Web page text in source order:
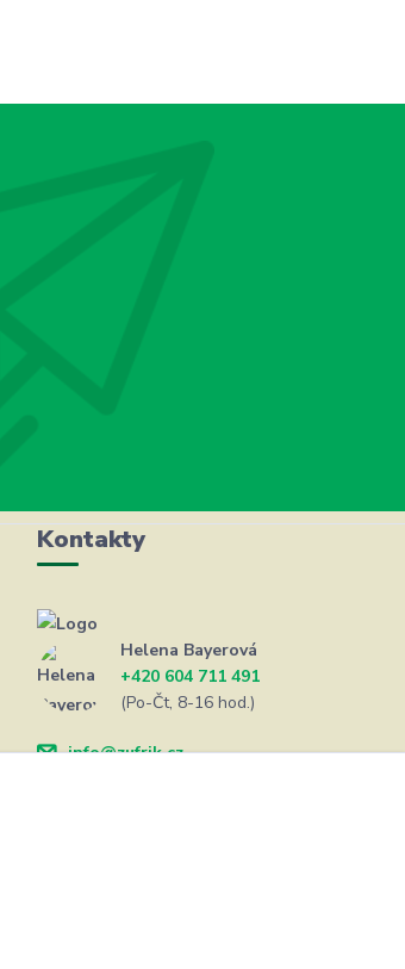
Kontakty
Helena Bayerová
+420 604 711 491
(Po-Čt, 8-16 hod.)
info@zufrik.cz